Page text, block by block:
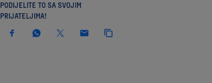
PODIJELITE TO SA SVOJIM
PRIJATELJIMA!